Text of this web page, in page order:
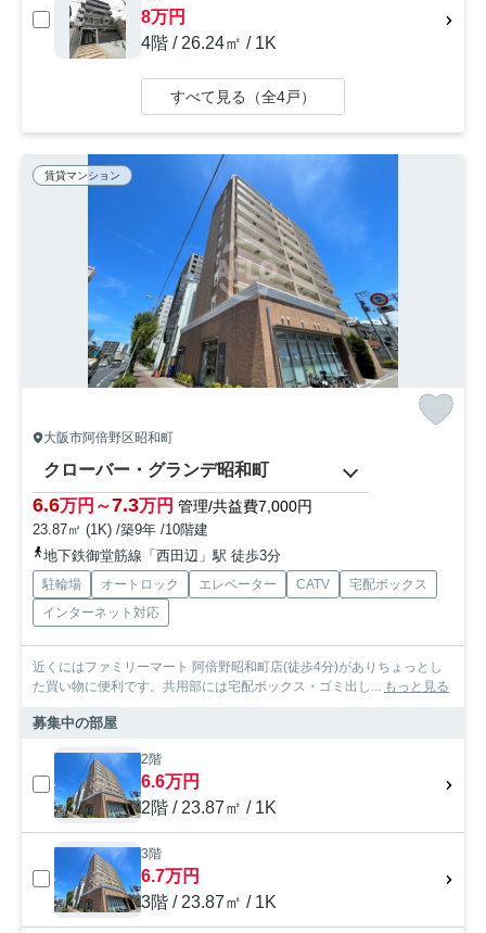
8万円
4階 / 26.24㎡ / 1K
すべて見る（全4戸）
賃貸マンション
大阪市阿倍野区昭和町
クローバー・グランデ昭和町
6.6万円～7.3万円 管理/共益費7,000円
23.87㎡ (1K) /築9年 /10階建
地下鉄御堂筋線「西田辺」駅 徒歩3分
駐輪場 オートロック エレベーター CATV
宅配ボックス
インターネット対応
近くにはファミリーマート 阿倍野昭和町店(徒歩4分)がありちょっとし
た買い物に便利です。共用部には宅配ボックス・ゴミ出し...
もっと見る
募集中の部屋
2階
6.6万円
2階 / 23.87㎡ / 1K
3階
6.7万円
3階 / 23.87㎡ / 1K